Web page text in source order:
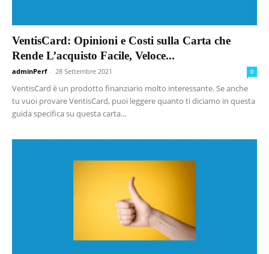
VentisCard: Opinioni e Costi sulla Carta che
Rende L’acquisto Facile, Veloce...
adminPerf - 28 Settembre 2021 0
VentisCard è un prodotto finanziario molto interessante. Se anche
tu vuoi provare VentisCard, puoi leggere quanto ti diciamo in questa
guida specifica su questa carta...